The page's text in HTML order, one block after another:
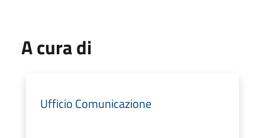
A cura di
Ufficio Comunicazione